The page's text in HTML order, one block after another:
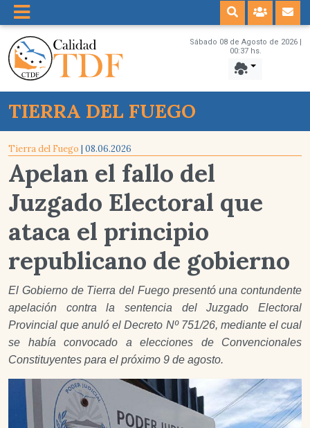
Sábado 08 de Agosto de 2026 |
00:37 hs.
TIERRA DEL FUEGO
Tierra del Fuego | 08.06.2026
Apelan el fallo del
Juzgado Electoral que
ataca el principio
republicano de gobierno
El Gobierno de Tierra del Fuego presentó una contundente
apelación contra la sentencia del Juzgado Electoral
Provincial que anuló el Decreto Nº 751/26, mediante el cual
se había convocado a elecciones de Convencionales
Constituyentes para el próximo 9 de agosto.